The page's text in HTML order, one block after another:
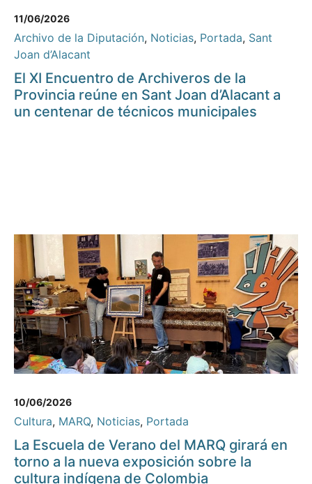
11/06/2026
Archivo de la Diputación, Noticias, Portada, Sant
Joan d’Alacant
El XI Encuentro de Archiveros de la
Provincia reúne en Sant Joan d’Alacant a
un centenar de técnicos municipales
10/06/2026
Cultura, MARQ, Noticias, Portada
La Escuela de Verano del MARQ girará en
torno a la nueva exposición sobre la
cultura indígena de Colombia